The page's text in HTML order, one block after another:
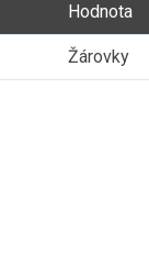
Hodnota
Žárovky